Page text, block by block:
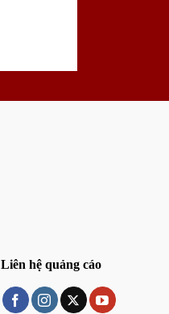
Liên hệ quảng cáo